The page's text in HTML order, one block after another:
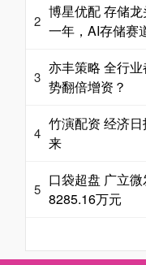
2
博星优配 存储
一年，AI存储赛
3
亦丰策略 全行
势翻倍增资？
4
竹演配资 经济
来
5
口袋超盘 广立
8285.16万元